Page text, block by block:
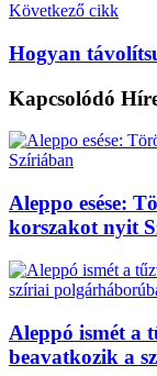
Következő cikk
Hogyan
Kapcsolódó
Aleppo esése:
korszakot nyit
Aleppó ismét a
beavatkozik a